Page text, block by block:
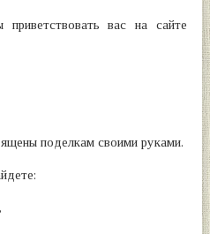
вас на сайте
поделкам своими руками.